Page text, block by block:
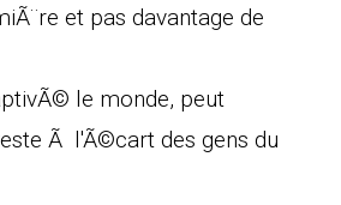
et pas davantage de
le monde, peut
Ã l'Ã©cart des gens du